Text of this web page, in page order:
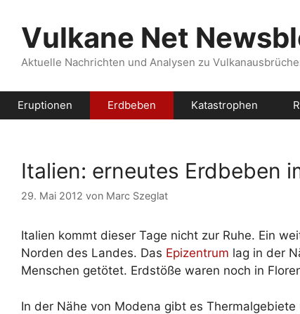
Inhalt
springenVulkane Net
Aktuelle Nachrichten und Analysen zu
Eruptionen Erdbeben Katastrophen
Italien: erneutes Erdbeben
29. Mai 2012 von Marc Szeglat
Italien kommt dieser Tage nicht zur Ruhe. Ein
Norden des Landes. Das Epizentrum lag in der
Menschen getötet. Erdstöße waren noch in
In der Nähe von Modena gibt es Thermalgebiete